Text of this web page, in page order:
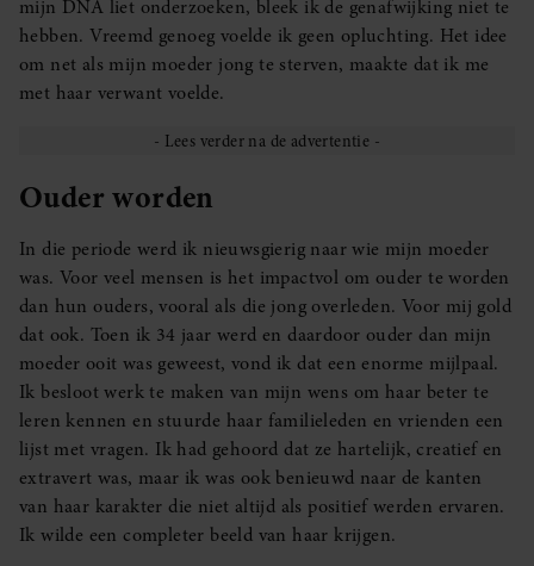
mijn DNA liet onderzoeken, bleek ik de genafwijking niet te
hebben. Vreemd genoeg voelde ik geen opluchting. Het idee
om net als mijn moeder jong te sterven, maakte dat ik me
met haar verwant voelde.
Ouder worden
In die periode werd ik nieuwsgierig naar wie mijn moeder
was. Voor veel mensen is het impactvol om ouder te worden
dan hun ouders, vooral als die jong overleden. Voor mij gold
dat ook. Toen ik 34 jaar werd en daardoor ouder dan mijn
moeder ooit was geweest, vond ik dat een enorme mijlpaal.
Ik besloot werk te maken van mijn wens om haar beter te
leren kennen en stuurde haar familieleden en vrienden een
lijst met vragen. Ik had gehoord dat ze hartelijk, creatief en
extravert was, maar ik was ook benieuwd naar de kanten
van haar karakter die niet altijd als positief werden ervaren.
Ik wilde een completer beeld van haar krijgen.